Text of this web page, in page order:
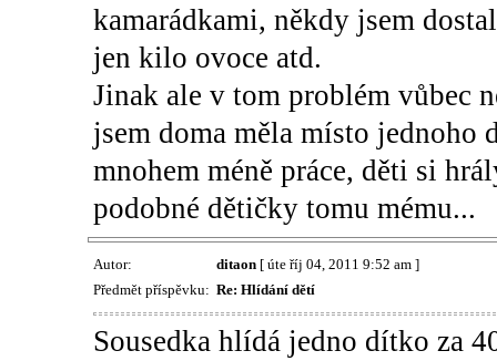
kamarádkami, někdy jsem
jen kilo ovoce atd.
Jinak ale v tom problém vůbec
jsem doma měla místo jednoho
mnohem méně práce, děti si
podobné dětičky tomu mému...
Autor: ditaon[ úte říj 04, 2011 9:52 am ]
Předmět příspěvku: Re: Hlídání dětí
Sousedka hlídá jedno dítko za